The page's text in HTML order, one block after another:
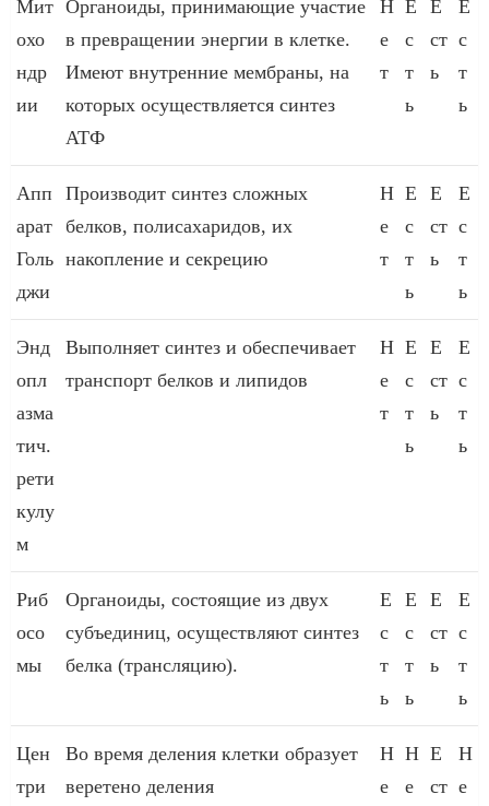
Мит
охо
ндр
ии
Органоиды, принимающие участие
в превращении энергии в клетке.
Имеют внутренние мембраны, на
которых осуществляется синтез
АТФ
Н
е
т
Е
с
т
ь
Е
ст
ь
Е
с
т
ь
Апп
арат
Голь
джи
Производит синтез сложных
белков, полисахаридов, их
накопление и секрецию
Н
е
т
Е
с
т
ь
Е
ст
ь
Е
с
т
ь
Энд
опл
азма
тич.
рети
кулу
м
Выполняет синтез и обеспечивает
транспорт белков и липидов
Н
е
т
Е
с
т
ь
Е
ст
ь
Е
с
т
ь
Риб
осо
мы
Органоиды, состоящие из двух
субъединиц, осуществляют синтез
белка (трансляцию).
Е
с
т
ь
Е
с
т
ь
Е
ст
ь
Е
с
т
ь
Цен
три
Во время деления клетки образует
веретено деления
Н
е
Н
е
Е
ст
Н
е